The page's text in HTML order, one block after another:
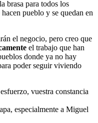
brasa para todos los
pueblo y se quedan en
el negocio, pero creo que
el trabajo que han
donde ya no hay
poder seguir viviendo
vuestra constancia
especialmente a Miguel